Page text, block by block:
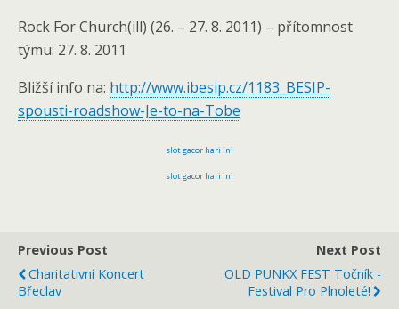
Rock For Church(ill) (26. – 27. 8. 2011) – přítomnost
týmu: 27. 8. 2011
Bližší info na: http://www.ibesip.cz/1183_BESIP-
spousti-roadshow-Je-to-na-Tobe
slot gacor hari ini
slot gacor hari ini
Previous Post
Charitativní Koncert
Břeclav
Next Post
OLD PUNKX FEST Točník -
Festival Pro Plnoleté!